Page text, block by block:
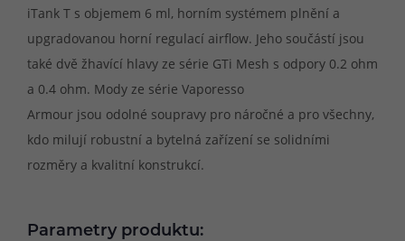
iTank T s objemem 6 ml, horním systémem plnění a
upgradovanou horní regulací airflow. Jeho součástí jsou
také dvě žhavící hlavy ze série GTi Mesh s odpory 0.2 ohm
a 0.4 ohm. Mody ze série Vaporesso
Armour jsou odolné soupravy pro náročné a pro všechny,
kdo milují robustní a bytelná zařízení se solidními
rozměry a kvalitní konstrukcí.
Parametry produktu: